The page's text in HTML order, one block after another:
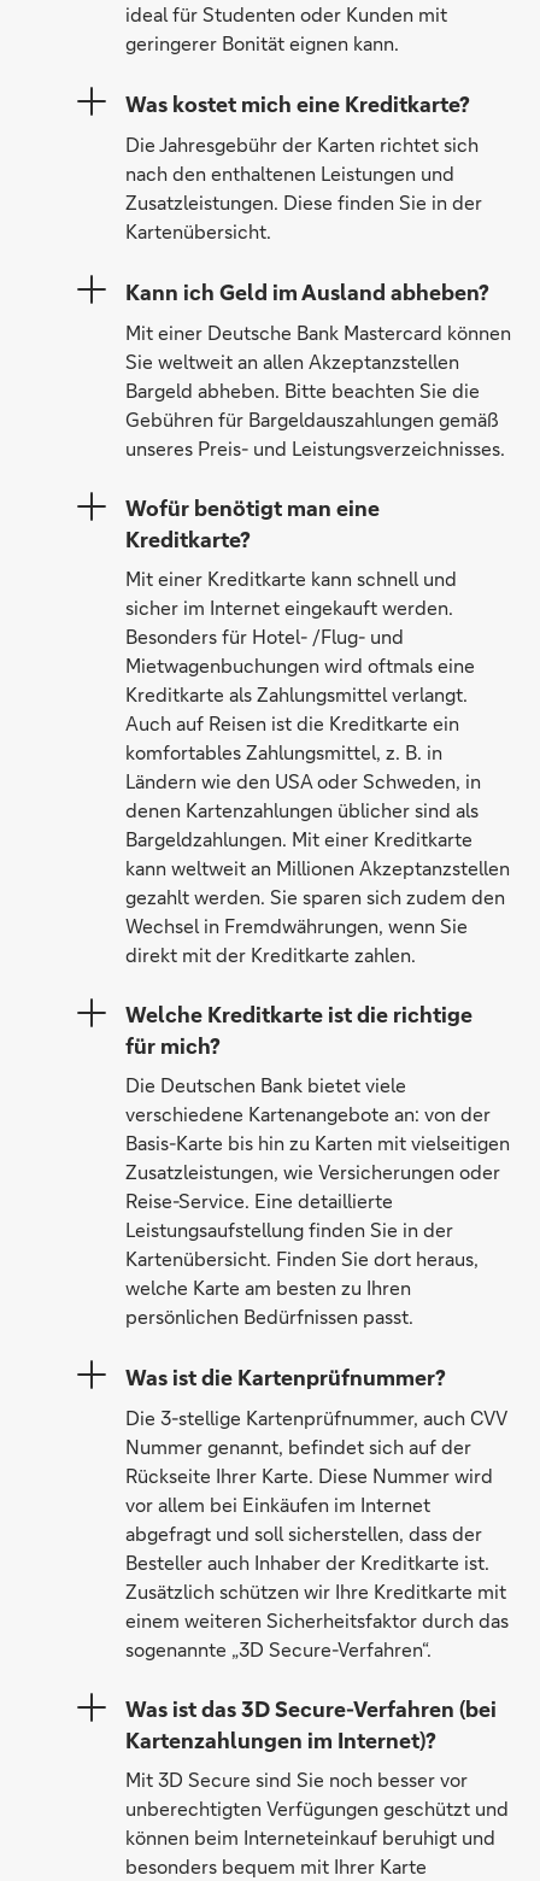
ideal für Studenten oder Kunden mit
geringerer Bonität eignen kann.
Was kostet mich eine Kreditkarte?
Die Jahresgebühr der Karten richtet sich
nach den enthaltenen Leistungen und
Zusatzleistungen. Diese finden Sie in der
Kartenübersicht.
Kann ich Geld im Ausland abheben?
Mit einer Deutsche Bank Mastercard können
Sie weltweit an allen Akzeptanzstellen
Bargeld abheben. Bitte beachten Sie die
Gebühren für Bargeldauszahlungen gemäß
unseres Preis- und Leistungsverzeichnisses.
Wofür benötigt man eine
Kreditkarte?
Mit einer Kreditkarte kann schnell und
sicher im Internet eingekauft werden.
Besonders für Hotel- /Flug- und
Mietwagenbuchungen wird oftmals eine
Kreditkarte als Zahlungsmittel verlangt.
Auch auf Reisen ist die Kreditkarte ein
komfortables Zahlungsmittel, z. B. in
Ländern wie den USA oder Schweden, in
denen Kartenzahlungen üblicher sind als
Bargeldzahlungen. Mit einer Kreditkarte
kann weltweit an Millionen Akzeptanzstellen
gezahlt werden. Sie sparen sich zudem den
Wechsel in Fremdwährungen, wenn Sie
direkt mit der Kreditkarte zahlen.
Welche Kreditkarte ist die richtige
für mich?
Die Deutschen Bank bietet viele
verschiedene Kartenangebote an: von der
Basis-Karte bis hin zu Karten mit vielseitigen
Zusatzleistungen, wie Versicherungen oder
Reise-Service. Eine detaillierte
Leistungsaufstellung finden Sie in der
Kartenübersicht. Finden Sie dort heraus,
welche Karte am besten zu Ihren
persönlichen Bedürfnissen passt.
Was ist die Kartenprüfnummer?
Die 3-stellige Kartenprüfnummer, auch CVV
Nummer genannt, befindet sich auf der
Rückseite Ihrer Karte. Diese Nummer wird
vor allem bei Einkäufen im Internet
abgefragt und soll sicherstellen, dass der
Besteller auch Inhaber der Kreditkarte ist.
Zusätzlich schützen wir Ihre Kreditkarte mit
einem weiteren Sicherheitsfaktor durch das
sogenannte „3D Secure-Verfahren“.
Was ist das 3D Secure-Verfahren (bei
Kartenzahlungen im Internet)?
Mit 3D Secure sind Sie noch besser vor
unberechtigten Verfügungen geschützt und
können beim Interneteinkauf beruhigt und
besonders bequem mit Ihrer Karte